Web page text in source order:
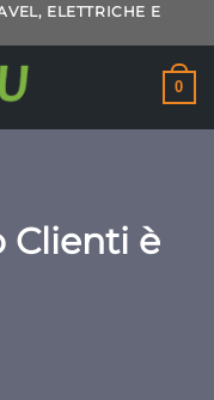
ELETTRICHE E
0
Clienti è